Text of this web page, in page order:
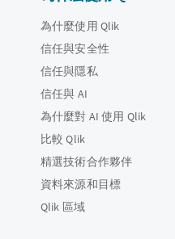
為什麼使用 Qlik
信任與安全性
信任與隱私
信任與 AI
為什麼對 AI 使用 Qlik
比較 Qlik
精選技術合作夥伴
資料來源和目標
Qlik 區域